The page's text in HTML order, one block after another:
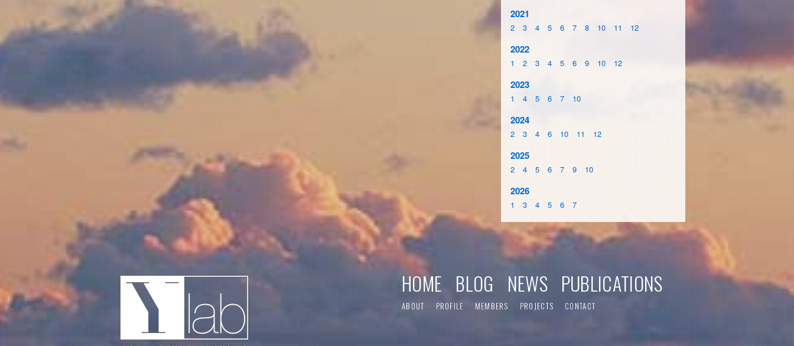
2021
2 3 4 5 6 7 8 10 11 12
2022
1 2 3 4 5 6 9 10 12
2023
1 4 5 6 7 10
2024
2 3 4 6 10 11 12
2025
2 4 5 6 7 9 10
2026
1 3 4 5 6 7
HOME BLOG NEWS PUBLICATIONS
ABOUT PROFILE MEMBERS PROJECTS CONTACT